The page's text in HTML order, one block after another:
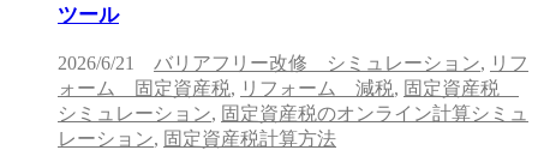
ツール
2026/6/21 バリアフリー改修 シミュレーション, リフ
ォーム 固定資産税, リフォーム 減税, 固定資産税
シミュレーション, 固定資産税のオンライン計算シミュ
レーション, 固定資産税計算方法